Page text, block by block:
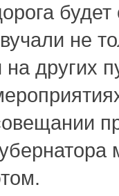
не
на других